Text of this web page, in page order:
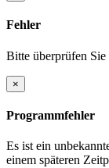
Fehler
Bitte überprüfen Sie
×
Programmfehler
Es ist ein
einem späteren